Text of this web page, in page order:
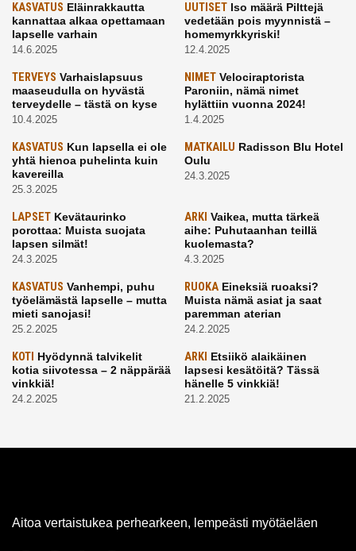
KASVATUS Eläinrakkautta
kannattaa alkaa opettamaan
lapselle varhain
14.6.2025
UUTISETIso määrä Pilttejä
vedetään pois myynnistä –
homemyrkkyriski!
12.4.2025
TERVEYS Varhaislapsuus
maaseudulla on hyvästä
terveydelle – tästä on kyse
10.4.2025
NIMETVelociraptorista
Paroniin, nämä nimet
hylättiin vuonna 2024!
1.4.2025
KASVATUS Kun lapsella ei ole
yhtä hienoa puhelinta kuin
kavereilla
25.3.2025
MATKAILU Radisson Blu Hotel
Oulu
24.3.2025
LAPSET Kevätaurinko
porottaa: Muista suojata
lapsen silmät!
24.3.2025
ARKI Vaikea, mutta tärkeä
aihe: Puhutaanhan teillä
kuolemasta?
4.3.2025
KASVATUS Vanhempi, puhu
työelämästä lapselle – mutta
mieti sanojasi!
25.2.2025
RUOKAEineksiä ruoaksi?
Muista nämä asiat ja saat
paremman aterian
24.2.2025
KOTI Hyödynnä talvikelit
kotia siivotessa – 2 näppärää
vinkkiä!
24.2.2025
ARKI Etsiikö alaikäinen
lapsesi kesätöitä? Tässä
hänelle 5 vinkkiä!
21.2.2025
Aitoa vertaistukea perhearkeen, lempeästi myötäeläen